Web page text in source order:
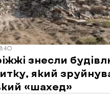
знесли
який
«шахед»